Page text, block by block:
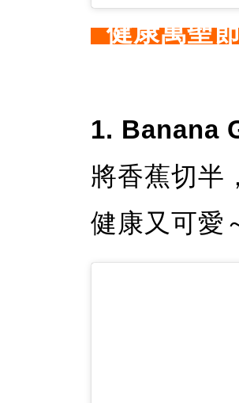
健康萬聖
1. Banana
將香蕉切半
健康又可愛